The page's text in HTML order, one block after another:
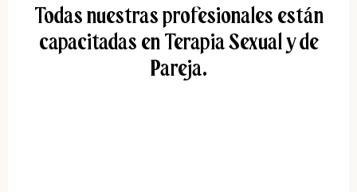
Todas nuestras profesionales están
capacitadas en Terapia Sexual y de
Pareja.